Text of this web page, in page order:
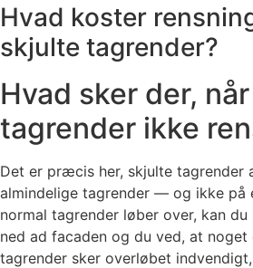
Hvad koster
skjulte tagrender?
Hvad sker der,
tagrender ikke
Det er præcis her, skjulte tagrender
almindelige tagrender — og ikke på
normal tagrender løber over, kan
ned ad facaden og du ved, at
tagrender sker overløbet